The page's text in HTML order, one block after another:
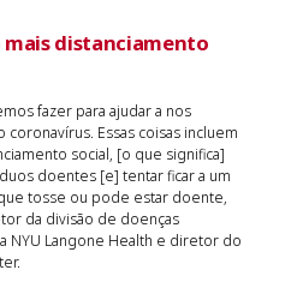
distanciamento
fazer para ajudar a nos
Essas coisas incluem
social, [o que significa]
doentes [e] tentar ficar a um
tosse ou pode estar doente,
da divisão de doenças
NYU Langone Health e diretor do